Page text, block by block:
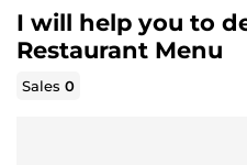
I will help you to
Restaurant Menu
Sales0